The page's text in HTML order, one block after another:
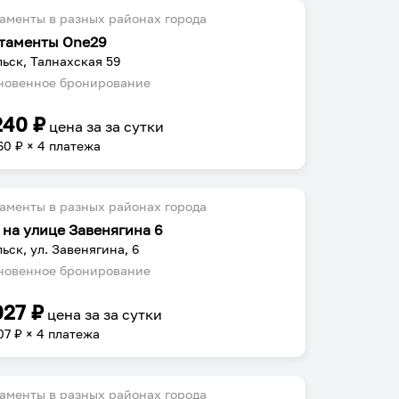
в разных районах города
One29
Талнахская 59
бронирование
₽ цена заза сутки
₽ × 4 платежа
в разных районах города
улице Завенягина 6
ул. Завенягина, 6
бронирование
₽ цена заза сутки
₽ × 4 платежа
в разных районах города